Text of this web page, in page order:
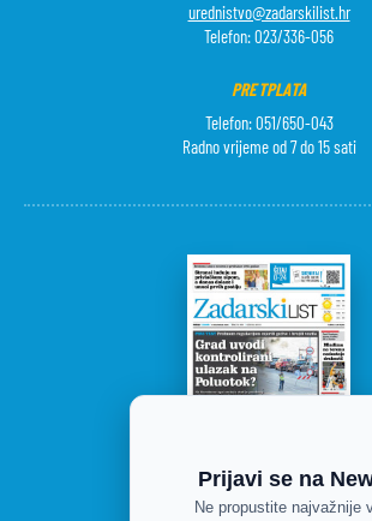
urednistvo@zadarskilist.hr
Telefon: 023/336-056
PRETPLATA
Telefon: 051/650-043
Radno vrijeme od 7 do 15 sati
Prijavi se na
Ne propustite najvažnije